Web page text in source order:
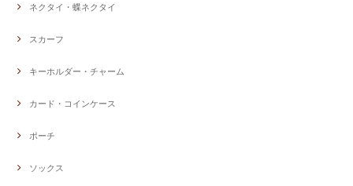
ネクタイ・蝶ネクタイ
スカーフ
キーホルダー・チャーム
カード・コインケース
ポーチ
ソックス